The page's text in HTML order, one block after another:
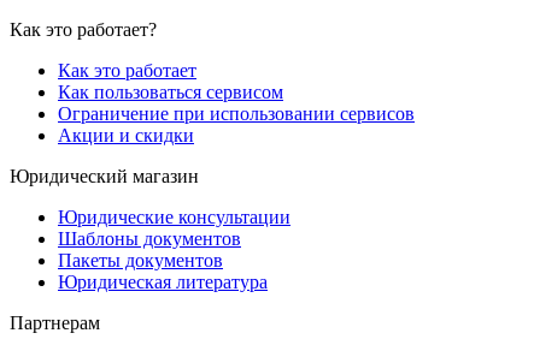
Как это работает?
Как это работает
Как пользоваться сервисом
Ограничение при использовании сервисов
Акции и скидки
Юридический магазин
Юридические консультации
Шаблоны документов
Пакеты документов
Юридическая литература
Партнерам